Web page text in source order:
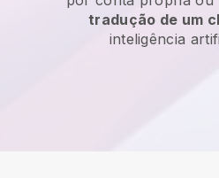
tradução de um
inteligência